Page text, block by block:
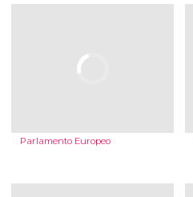
Parlamento Europeo